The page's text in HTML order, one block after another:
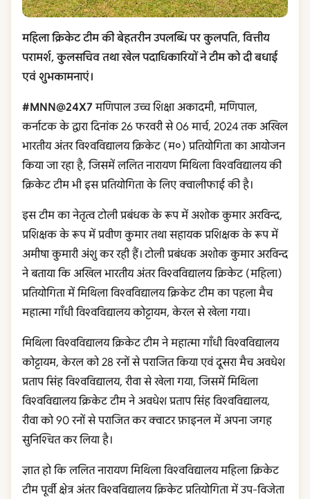
महिला क्रिकेट टीम की बेहतरीन उपलब्धि पर कुलपति, वित्तीय
परामर्श, कुलसचिव तथा खेल पदाधिकारियों ने टीम को दी बधाई
एवं शुभकामनाएं।
#MNN@24X7 मणिपाल उच्च शिक्षा अकादमी, मणिपाल,
कर्नाटक के द्वारा दिनांक 26 फरवरी से 06 मार्च, 2024 तक अखिल
भारतीय अंतर विश्वविद्यालय क्रिकेट (म०) प्रतियोगिता का आयोजन
किया जा रहा है, जिसमें ललित नारायण मिथिला विश्वविद्यालय की
क्रिकेट टीम भी इस प्रतियोगिता के लिए क्वालीफाई की है।
इस टीम का नेतृत्व टोली प्रबंधक के रूप में अशोक कुमार अरविन्द,
प्रशिक्षक के रूप में प्रवीण कुमार तथा सहायक प्रशिक्षक के रूप में
अमीषा कुमारी अंशु कर रही हैं। टोली प्रबंधक अशोक कुमार अरविन्द
ने बताया कि अखिल भारतीय अंतर विश्वविद्यालय क्रिकेट (महिला)
प्रतियोगिता में मिथिला विश्वविद्यालय क्रिकेट टीम का पहला मैच
महात्मा गाँधी विश्वविद्यालय कोट्टायम, केरल से खेला गया।
मिथिला विश्वविद्यालय क्रिकेट टीम ने महात्मा गाँधी विश्वविद्यालय
कोट्टायम, केरल को 28 रनों से पराजित किया एवं दूसरा मैच अवधेश
प्रताप सिंह विश्वविद्यालय, रीवा से खेला गया, जिसमें मिथिला
विश्वविद्यालय क्रिकेट टीम ने अवधेश प्रताप सिंह विश्वविद्यालय,
रीवा को 90 रनों से पराजित कर क्वाटर फ़ाइनल में अपना जगह
सुनिश्चित कर लिया है।
ज्ञात हो कि ललित नारायण मिथिला विश्वविद्यालय महिला क्रिकेट
टीम पूर्वी क्षेत्र अंतर विश्वविद्यालय क्रिकेट प्रतियोगिता में उप-विजेता